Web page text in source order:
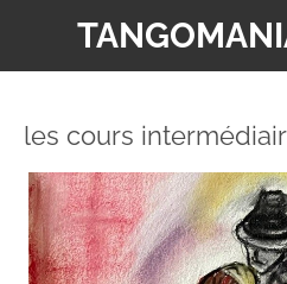
principal
les cours